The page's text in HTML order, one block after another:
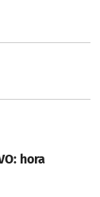
hora